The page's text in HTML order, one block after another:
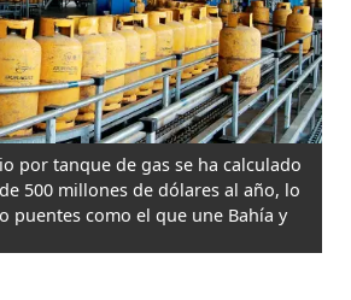
por tanque de gas se ha calculado
500 millones de dólares al año, lo
puentes como el que une Bahía y